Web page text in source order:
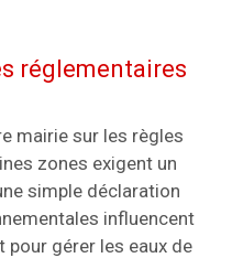
réglementaires
mairie sur les règles
zones exigent un
simple déclaration
influencent
gérer les eaux de